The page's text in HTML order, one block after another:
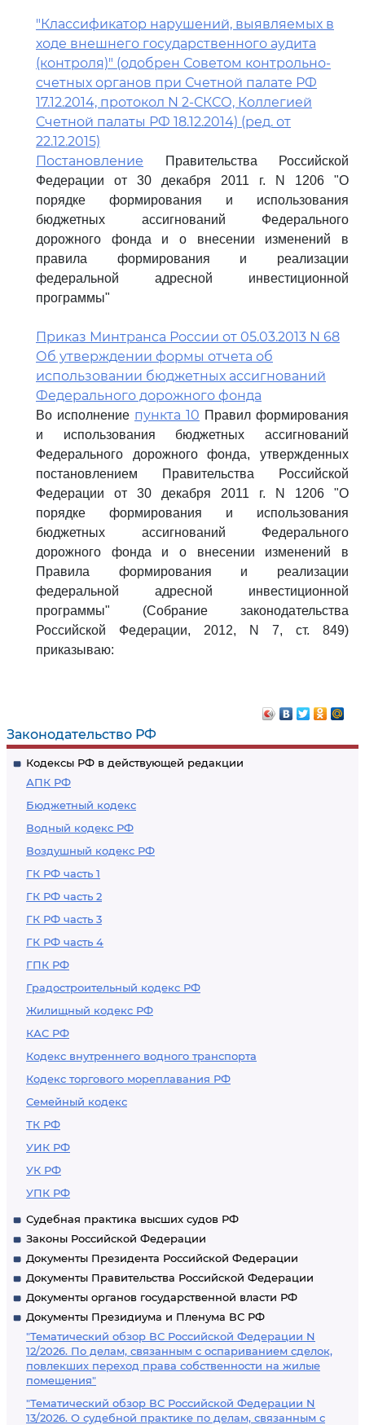
Законодательство РФ
Кодексы РФ в действующей редакции
АПК РФ
Бюджетный кодекс
Водный кодекс РФ
Воздушный кодекс РФ
ГК РФ часть 1
ГК РФ часть 2
ГК РФ часть 3
ГК РФ часть 4
ГПК РФ
Градостроительный кодекс РФ
Жилищный кодекс РФ
КАС РФ
Кодекс внутреннего водного транспорта
Кодекс торгового мореплавания РФ
Семейный кодекс
ТК РФ
УИК РФ
УК РФ
УПК РФ
Судебная практика высших судов РФ
Законы Российской Федерации
Документы Президента Российской Федерации
Документы Правительства Российской Федерации
Документы органов государственной власти РФ
Документы Президиума и Пленума ВС РФ
"Тематический обзор ВС Российской Федерации N
12/2026. По делам, связанным с оспариванием сделок,
повлекших переход права собственности на жилые
помещения"
"Тематический обзор ВС Российской Федерации N
13/2026. О судебной практике по делам, связанным с
"Классификатор нарушений, выявляемых в
ходе внешнего государственного аудита
(контроля)" (одобрен Советом контрольно-
счетных органов при Счетной палате РФ
17.12.2014, протокол N 2-СКСО, Коллегией
Счетной палаты РФ 18.12.2014) (ред. от
22.12.2015)
Постановление Правительства Российской
Федерации от 30 декабря 2011 г. N 1206 "О
порядке формирования и использования
бюджетных ассигнований Федерального
дорожного фонда и о внесении изменений в
правила формирования и реализации
федеральной адресной инвестиционной
программы"
Приказ Минтранса России от 05.03.2013 N 68
Об утверждении формы отчета об
использовании бюджетных ассигнований
Федерального дорожного фонда
Во исполнение пункта 10 Правил формирования
и использования бюджетных ассигнований
Федерального дорожного фонда, утвержденных
постановлением Правительства Российской
Федерации от 30 декабря 2011 г. N 1206 "О
порядке формирования и использования
бюджетных ассигнований Федерального
дорожного фонда и о внесении изменений в
Правила формирования и реализации
федеральной адресной инвестиционной
программы" (Собрание законодательства
Российской Федерации, 2012, N 7, ст. 849)
приказываю: